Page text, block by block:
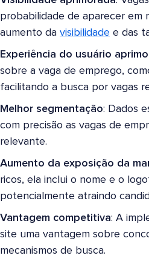
probabilidade de aparecer em
aumento da visibilidade e das
Experiência do usuário
sobre a vaga de emprego,
facilitando a busca por vagas
Melhor segmentação: Dados
com precisão as vagas de
relevante.
Aumento da exposição da
ricos, ela inclui o nome e o
potencialmente atraindo
Vantagem competitiva: A
site uma vantagem sobre
mecanismos de busca.